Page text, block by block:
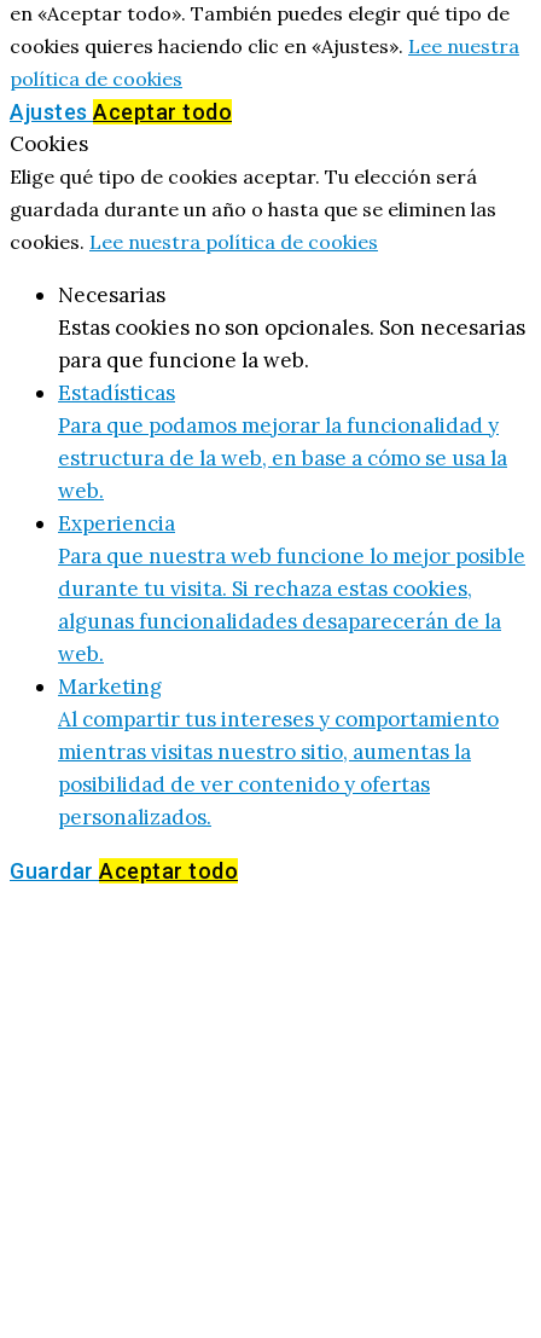
en «Aceptar todo». También puedes elegir qué tipo de
cookies quieres haciendo clic en «Ajustes». Lee nuestra
política de cookies
Ajustes Aceptar todo
Cookies
Elige qué tipo de cookies aceptar. Tu elección será
guardada durante un año o hasta que se eliminen las
cookies. Lee nuestra política de cookies
Necesarias
Estas cookies no son opcionales. Son necesarias
para que funcione la web.
Estadísticas
Para que podamos mejorar la funcionalidad y
estructura de la web, en base a cómo se usa la
web.
Experiencia
Para que nuestra web funcione lo mejor posible
durante tu visita. Si rechaza estas cookies,
algunas funcionalidades desaparecerán de la
web.
Marketing
Al compartir tus intereses y comportamiento
mientras visitas nuestro sitio, aumentas la
posibilidad de ver contenido y ofertas
personalizados.
Guardar Aceptar todo